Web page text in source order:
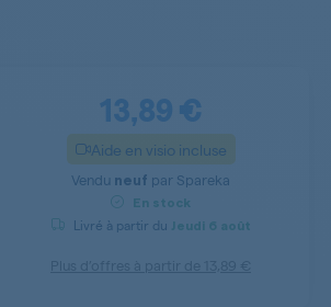
13,89 €
Aide en visio incluse
Vendu neuf par Spareka
En stock
Livré à partir du Jeudi 6 août